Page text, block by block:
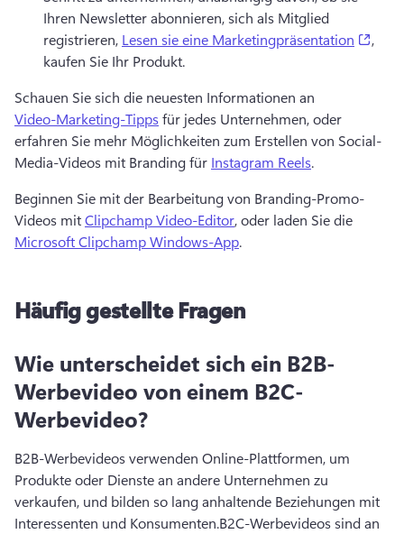
Ihren Newsletter abonnieren, sich als Mitglied
registrieren, Lesen sie eine Marketingpräsentation
,
kaufen Sie Ihr Produkt.
Schauen Sie sich die neuesten Informationen an
Video-Marketing-Tipps für jedes Unternehmen, oder
erfahren Sie mehr Möglichkeiten zum Erstellen von Social-
Media-Videos mit Branding für Instagram Reels.
Beginnen Sie mit der Bearbeitung von Branding-Promo-
Videos mit Clipchamp Video-Editor, oder laden Sie die
Microsoft Clipchamp Windows-App.
Häufig gestellte Fragen
Wie unterscheidet sich ein B2B-
Werbevideo von einem B2C-
Werbevideo?
B2B-Werbevideos verwenden Online-Plattformen, um
Produkte oder Dienste an andere Unternehmen zu
verkaufen, und bilden so lang anhaltende Beziehungen mit
Interessenten und Konsumenten.B2C-Werbevideos sind an